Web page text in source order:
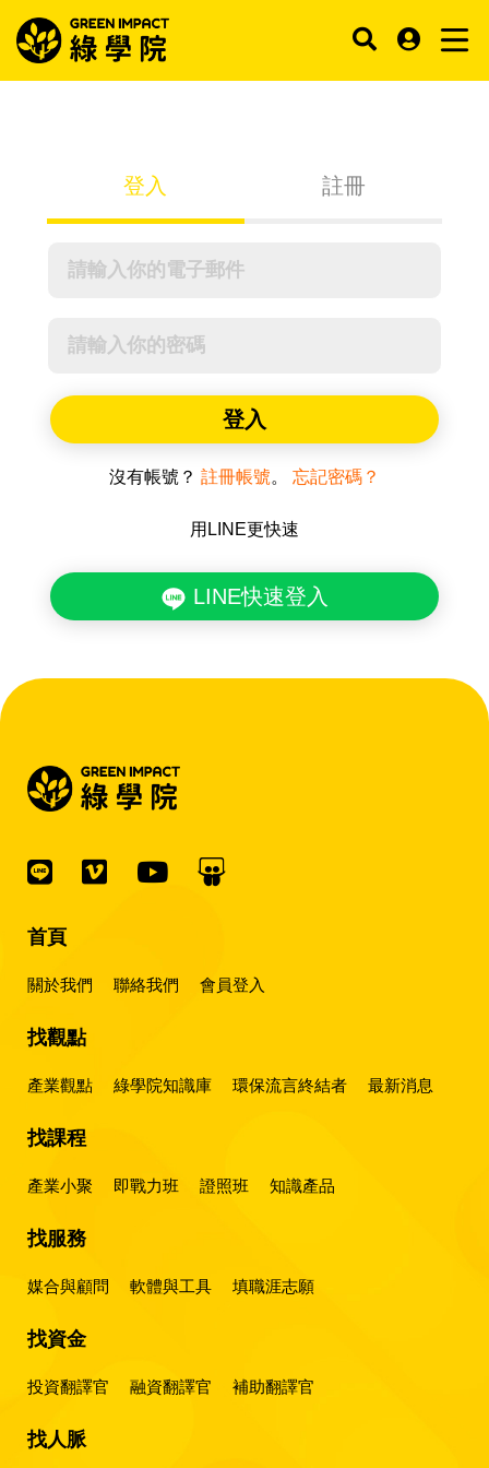
登入 註冊
登入
沒有帳號？ 註冊帳號。 忘記密碼？
用LINE更快速
LINE快速登入
首頁
關於我們 聯絡我們 會員登入
找觀點
產業觀點 綠學院知識庫 環保流言終結者 最新消息
找課程
產業小聚 即戰力班 證照班 知識產品
找服務
媒合與顧問 軟體與工具 填職涯志願
找資金
投資翻譯官 融資翻譯官 補助翻譯官
找人脈